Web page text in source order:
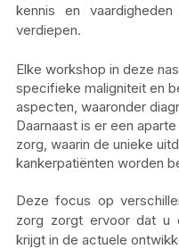
kennis en
verdiepen.
Elke workshop in deze
specifieke maligniteit en
aspecten, waaronder
Daarnaast is er een
zorg, waarin de unieke
kankerpatiënten worden
Deze focus op
zorg zorgt ervoor dat u
krijgt in de actuele